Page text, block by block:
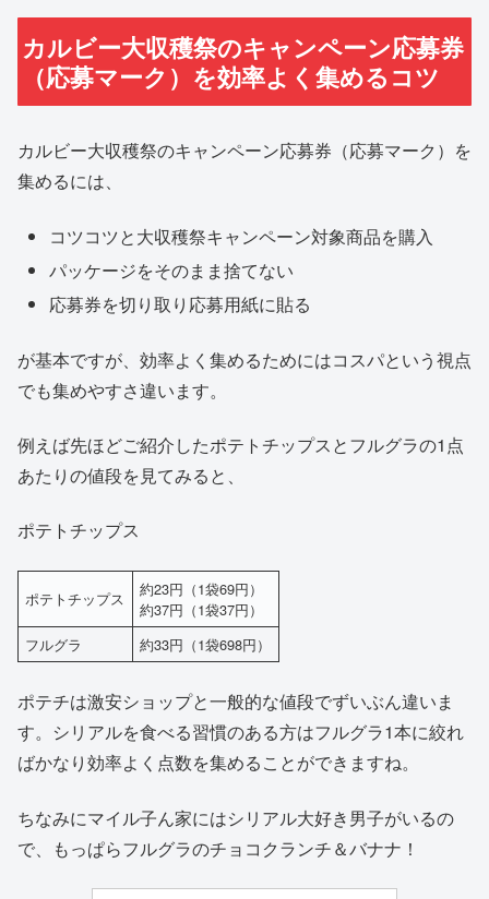
カルビー大収穫祭のキャンペーン応募券
（応募マーク）を効率よく集めるコツ
カルビー大収穫祭のキャンペーン応募券（応募マーク）を
集めるには、
コツコツと大収穫祭キャンペーン対象商品を購入
パッケージをそのまま捨てない
応募券を切り取り応募用紙に貼る
が基本ですが、効率よく集めるためにはコスパという視点
でも集めやすさ違います。
例えば先ほどご紹介したポテトチップスとフルグラの1点
あたりの値段を見てみると、
ポテトチップス
ポテトチップス
約23円（1袋69円）
約37円（1袋37円）
フルグラ
約33円（1袋698円）
ポテチは激安ショップと一般的な値段でずいぶん違いま
す。シリアルを食べる習慣のある方はフルグラ1本に絞れ
ばかなり効率よく点数を集めることができますね。
ちなみにマイル子ん家にはシリアル大好き男子がいるの
で、もっぱらフルグラのチョコクランチ＆バナナ！